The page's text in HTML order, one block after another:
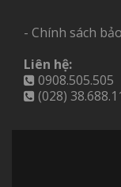
- Chính sách
Liên hệ:
0908.505.505
(028)